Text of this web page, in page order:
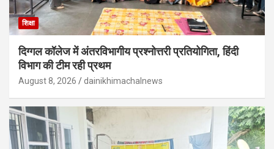
शिक्षा
दिग्गल कॉलेज में अंतरविभागीय प्रश्नोत्तरी प्रतियोगिता, हिंदी
विभाग की टीम रही प्रथम
August 8, 2026 dainikhimachalnews